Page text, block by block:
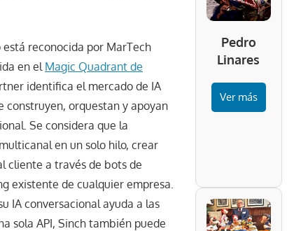
reconocida por MarTech
en el Magic Quadrant de
identifica el mercado de IA
construyen, orquestan y apoyan
Se considera que la
en un solo hilo, crear
cliente a través de bots de
existente de cualquier empresa.
IA conversacional ayuda a las
sola API, Sinch también puede
Pedro
Linares
Ver más